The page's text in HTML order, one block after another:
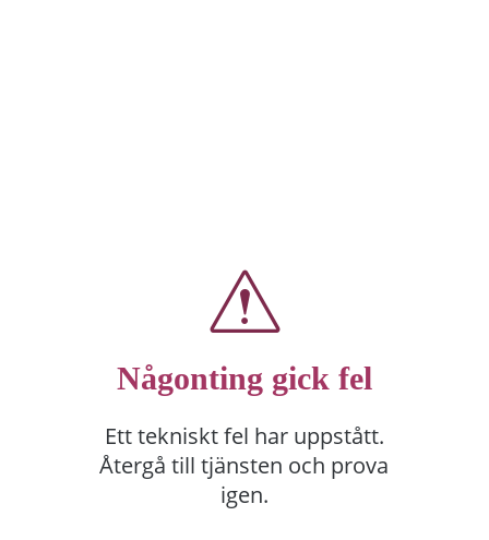
Någonting gick fel
Ett tekniskt fel har uppstått.
Återgå till tjänsten och prova
igen.